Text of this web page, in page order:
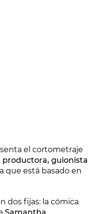
el cortometraje
productora, guionista
que está basado en
dos fijas: la cómica